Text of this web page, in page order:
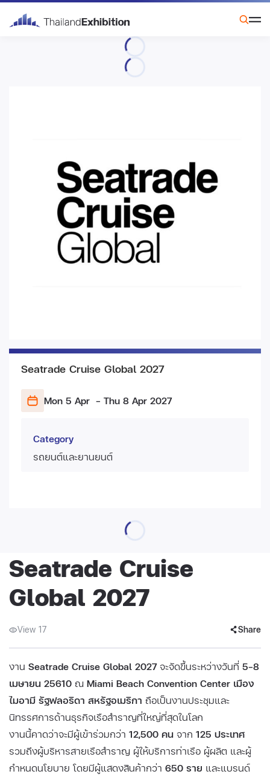
Seatrade Cruise Global 2027
Mon 5 Apr - Thu 8 Apr 2027
Category
รถยนต์และยานยนต์
Seatrade Cruise
Global 2027
View 17 Share
งาน Seatrade Cruise Global 2027จะจัดขึ้นระหว่างวันที่ 5–8
เมษายน 25610 ณ Miami Beach Convention Center เมือง
ไมอามี รัฐฟลอริดา สหรัฐอเมริกา ถือเป็นงานประชุมและ
นิทรรศการด้านธุรกิจเรือสำราญที่ใหญ่ที่สุดในโลก
งานนี้คาดว่าจะมีผู้เข้าร่วมกว่า 12,500 คน จาก 125 ประเทศ
รวมถึงผู้บริหารสายเรือสำราญ ผู้ให้บริการท่าเรือ ผู้ผลิต และผู้
กำหนดนโยบาย โดยมีผู้แสดงสินค้ากว่า 650 ราย และแบรนด์